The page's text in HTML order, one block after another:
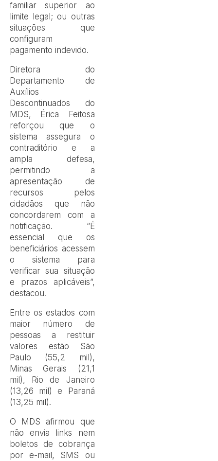
familiar superior ao
limite legal; ou outras
situações que
configuram
pagamento indevido.
Diretora do
Departamento de
Auxílios
Descontinuados do
MDS, Érica Feitosa
reforçou que o
sistema assegura o
contraditório e a
ampla defesa,
permitindo a
apresentação de
recursos pelos
cidadãos que não
concordarem com a
notificação. “É
essencial que os
beneficiários acessem
o sistema para
verificar sua situação
e prazos aplicáveis”,
destacou.
Entre os estados com
maior número de
pessoas a restituir
valores estão São
Paulo (55,2 mil),
Minas Gerais (21,1
mil), Rio de Janeiro
(13,26 mil) e Paraná
(13,25 mil).
O MDS afirmou que
não envia links nem
boletos de cobrança
por e-mail, SMS ou